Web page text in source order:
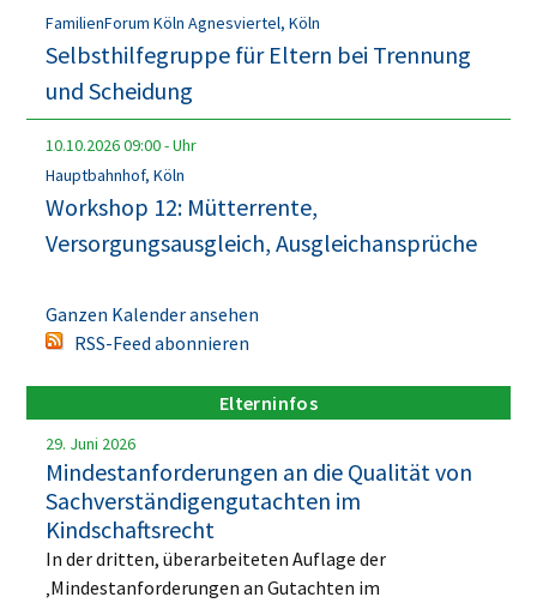
FamilienForum Köln Agnesviertel, Köln
Selbsthilfegruppe für Eltern bei Trennung
und Scheidung
10.10.202609:00-Uhr
Hauptbahnhof, Köln
Workshop 12: Mütterrente,
Versorgungsausgleich, Ausgleichansprüche
Ganzen Kalender ansehen
RSS-Feed abonnieren
Elterninfos
29. Juni 2026
Mindestanforderungen an die Qualität von
Sachverständigengutachten im
Kindschaftsrecht
In der dritten, überarbeiteten Auflage der
‚Mindestanforderungen an Gutachten im